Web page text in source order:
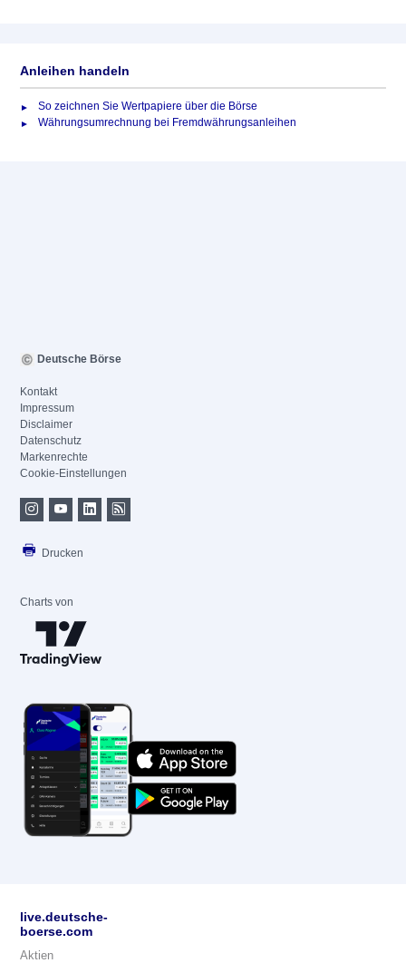
Anleihen handeln
So zeichnen Sie Wertpapiere über die Börse
Währungsumrechnung bei Fremdwährungsanleihen
Deutsche Börse
Kontakt
Impressum
Disclaimer
Datenschutz
Markenrechte
Cookie-Einstellungen
Drucken
Charts von
live.deutsche-
boerse.com
Aktien